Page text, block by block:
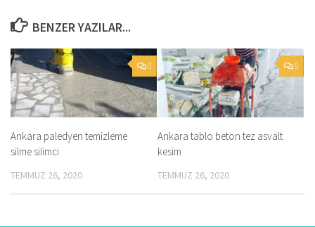
BENZER YAZILAR...
0
Ankara paledyen temizleme
silme silimci
TEMMUZ 26, 2020
0
Ankara tablo beton tez asvalt
kesim
TEMMUZ 26, 2020